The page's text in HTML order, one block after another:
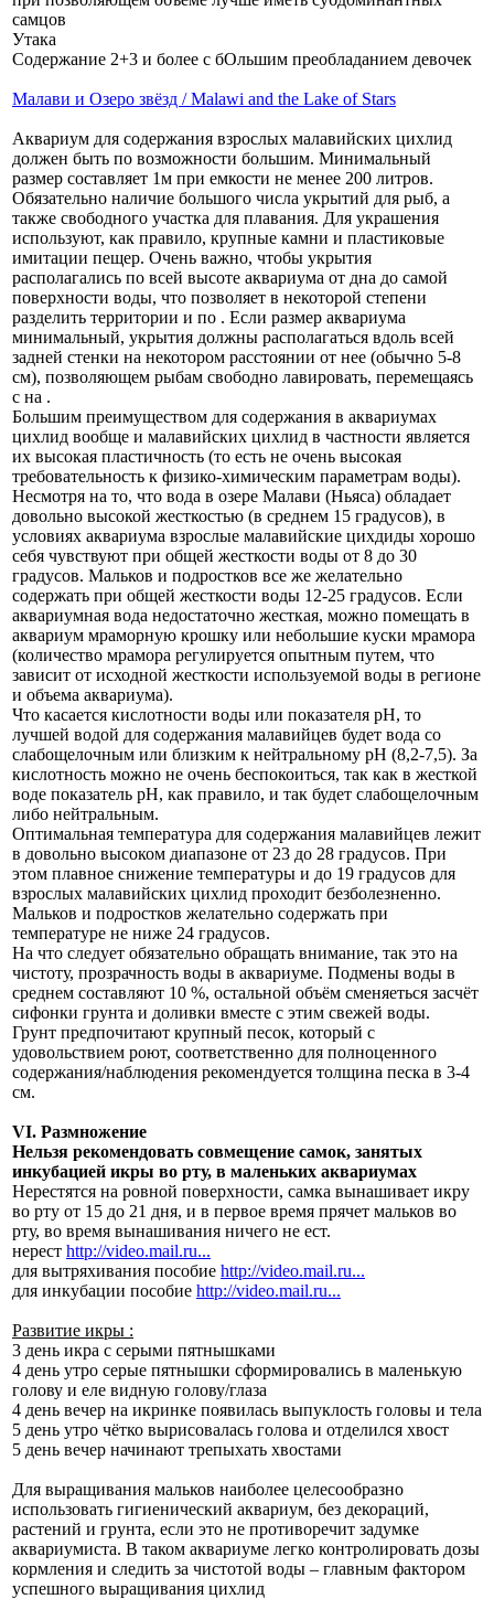
самцов
Утака
Содержание 2+3 и более с бОльшим преобладанием девочек
Малави и Озеро звёзд / Malawi and the Lake of Stars
Аквариум для содержания взрослых малавийских цихлид
должен быть по возможности большим. Минимальный
размер составляет 1м при емкости не менее 200 литров.
Обязательно наличие большого числа укрытий для рыб, а
также свободного участка для плавания. Для украшения
используют, как правило, крупные камни и пластиковые
имитации пещер. Очень важно, чтобы укрытия
располагались по всей высоте аквариума от дна до самой
поверхности воды, что позволяет в некоторой степени
разделить территории и по . Если размер аквариума
минимальный, укрытия должны располагаться вдоль всей
задней стенки на некотором расстоянии от нее (обычно 5-8
см), позволяющем рыбам свободно лавировать, перемещаясь
с на .
Большим преимуществом для содержания в аквариумах
цихлид вообще и малавийских цихлид в частности является
их высокая пластичность (то есть не очень высокая
требовательность к физико-химическим параметрам воды).
Несмотря на то, что вода в озере Малави (Ньяса) обладает
довольно высокой жесткостью (в среднем 15 градусов), в
условиях аквариума взрослые малавийские цихдиды хорошо
себя чувствуют при общей жесткости воды от 8 до 30
градусов. Мальков и подростков все же желательно
содержать при общей жесткости воды 12-25 градусов. Если
аквариумная вода недостаточно жесткая, можно помещать в
аквариум мраморную крошку или небольшие куски мрамора
(количество мрамора регулируется опытным путем, что
зависит от исходной жесткости используемой воды в регионе
и объема аквариума).
Что касается кислотности воды или показателя рН, то
лучшей водой для содержания малавийцев будет вода со
слабощелочным или близким к нейтральному рН (8,2-7,5). За
кислотность можно не очень беспокоиться, так как в жесткой
воде показатель рН, как правило, и так будет слабощелочным
либо нейтральным.
Оптимальная температура для содержания малавийцев лежит
в довольно высоком диапазоне от 23 до 28 градусов. При
этом плавное снижение температуры и до 19 градусов для
взрослых малавийских цихлид проходит безболезненно.
Мальков и подростков желательно содержать при
температуре не ниже 24 градусов.
На что следует обязательно обращать внимание, так это на
чистоту, прозрачность воды в аквариуме. Подмены воды в
среднем составляют 10 %, остальной объём сменяеться засчёт
сифонки грунта и доливки вместе с этим свежей воды.
Грунт предпочитают крупный песок, который с
удовольствием роют, соответственно для полноценного
содержания/наблюдения рекомендуется толщина песка в 3-4
см.
VI. Размножение
Нельзя рекомендовать совмещение самок, занятых
инкубацией икры во рту, в маленьких аквариумах
Нерестятся на ровной поверхности, самка вынашивает икру
во рту от 15 до 21 дня, и в первое время прячет мальков во
рту, во время вынашивания ничего не ест.
нерест http://video.mail.ru...
для вытряхивания пособие http://video.mail.ru...
для инкубации пособие http://video.mail.ru...
Развитие икры :
3 день икра с серыми пятнышками
4 день утро серые пятнышки сформировались в маленькую
голову и еле видную голову/глаза
4 день вечер на икринке появилась выпуклость головы и тела
5 день утро чётко вырисовалась голова и отделился хвост
5 день вечер начинают трепыхать хвостами
Для выращивания мальков наиболее целесообразно
использовать гигиенический аквариум, без декораций,
растений и грунта, если это не противоречит задумке
аквариумиста. В таком аквариуме легко контролировать дозы
кормления и следить за чистотой воды – главным фактором
успешного выращивания цихлид